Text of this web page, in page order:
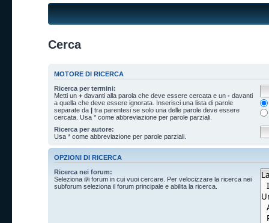
Cerca
MOTORE DI RICERCA
Ricerca per termini:
Metti un + davanti alla parola che deve essere cercata e un - davanti
a quella che deve essere ignorata. Inserisci una lista di parole
separate da | tra parentesi se solo una delle parole deve essere
cercata. Usa * come abbreviazione per parole parziali.
Ricerca per autore:
Usa * come abbreviazione per parole parziali.
OPZIONI DI RICERCA
Ricerca nei forum:
Seleziona il/i forum in cui vuoi cercare. Per velocizzare la ricerca nei
subforum seleziona il forum principale e abilita la ricerca.